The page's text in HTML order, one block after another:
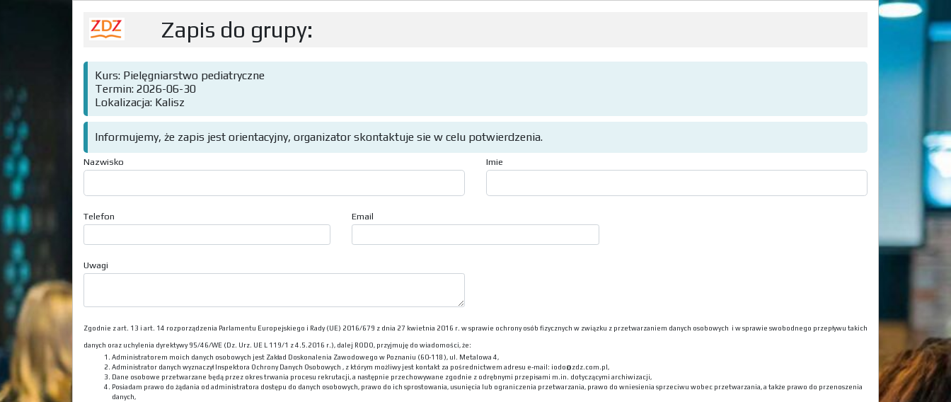
Zapis do grupy:
Kurs: Pielęgniarstwo pediatryczne
Termin: 2026-06-30
Lokalizacja: Kalisz
Informujemy, że zapis jest orientacyjny, organizator skontaktuje sie w celu potwierdzenia.
Nazwisko Imie
Telefon Email
Uwagi
Zgodnie z art. 13 i art. 14 rozporządzenia Parlamentu Europejskiego i Rady (UE) 2016/679 z dnia 27 kwietnia 2016 r. w sprawie ochrony osób fizycznych w związku z przetwarzaniem danych osobowych i w sprawie swobodnego przepływu takich
danych oraz uchylenia dyrektywy 95/46/WE (Dz. Urz. UE L 119/1 z 4.5.2016 r.), dalej RODO, przyjmuję do wiadomości, że:
Administratorem moich danych osobowych jest Zakład Doskonalenia Zawodowego w Poznaniu (60-118), ul. Metalowa 4,
Administrator danych wyznaczył Inspektora Ochrony Danych Osobowych , z którym możliwy jest kontakt za pośrednictwem adresu e-mail: iodo@zdz.com.pl,
Dane osobowe przetwarzane będą przez okres trwania procesu rekrutacji, a następnie przechowywane zgodnie z odrębnymi przepisami m.in. dotyczącymi archiwizacji,
Posiadam prawo do żądania od administratora dostępu do danych osobowych, prawo do ich sprostowania, usunięcia lub ograniczenia przetwarzania, prawo do wniesienia sprzeciwu wobec przetwarzania, a także prawo do przenoszenia
danych,